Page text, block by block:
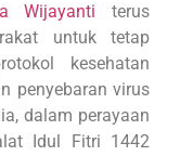
Wijayanti terus
untuk tetap
kesehatan
penyebaran virus
dalam perayaan
Idul Fitri 1442